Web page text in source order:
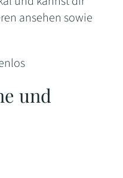
ansehen sowie
und